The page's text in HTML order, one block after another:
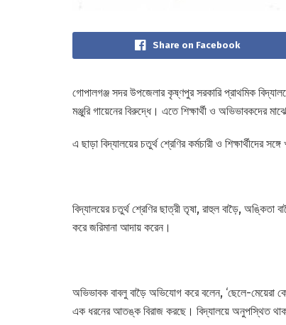
Share on Facebook
গোপালগঞ্জ সদর উপজেলার কৃষ্ণপুর সরকারি প্রাথমিক
মঞ্জুরি গায়েনের বিরুদ্ধে। এতে শিক্ষার্থী ও অভিভাবকদের
এ ছাড়া বিদ্যালয়ের চতুর্থ শ্রেণির কর্মচারী ও শিক্ষার্থীদের
বিদ্যালয়ের চতুর্থ শ্রেণির ছাত্রী তৃষা, রাহুল বাড়ৈ,
করে জরিমানা আদায় করেন।
অভিভাবক বাবলু বাড়ৈ অভিযোগ করে বলেন, ‘ছেলে-মেয়েরা
এক ধরনের আতঙ্ক বিরাজ করছে। বিদ্যালয়ে অনুপস্থিত